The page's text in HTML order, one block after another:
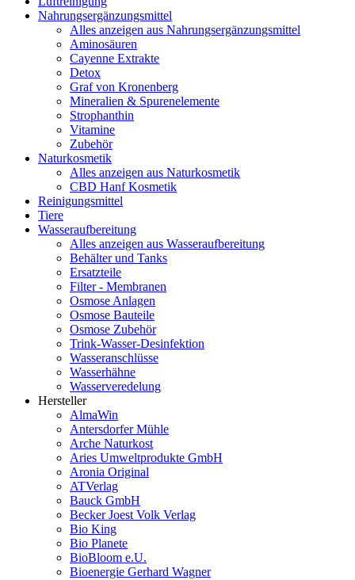
Nahrungsergänzungsmittel
Alles anzeigen aus Nahrungsergänzungsmittel
Aminosäuren
Cayenne Extrakte
Detox
Graf von Kronenberg
Mineralien & Spurenelemente
Strophanthin
Vitamine
Zubehör
Naturkosmetik
Alles anzeigen aus Naturkosmetik
CBD Hanf Kosmetik
Reinigungsmittel
Tiere
Wasseraufbereitung
Alles anzeigen aus Wasseraufbereitung
Behälter und Tanks
Ersatzteile
Filter - Membranen
Osmose Anlagen
Osmose Bauteile
Osmose Zubehör
Trink-Wasser-Desinfektion
Wasseranschlüsse
Wasserhähne
Wasserveredelung
Hersteller
AlmaWin
Antersdorfer Mühle
Arche Naturkost
Aries Umweltprodukte GmbH
Aronia Original
ATVerlag
Bauck GmbH
Becker Joest Volk Verlag
Bio King
Bio Planete
BioBloom e.U.
Bioenergie Gerhard Wagner